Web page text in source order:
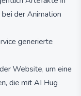
der Animation
generierte
Website, um eine
die mit AI Hug